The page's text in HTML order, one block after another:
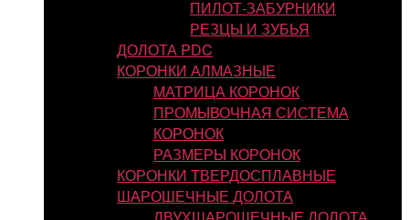
ПИЛОТ-ЗАБУРНИКИ
РЕЗЦЫ И ЗУБЬЯ
ДОЛОТА PDC
КОРОНКИ АЛМАЗНЫЕ
МАТРИЦА КОРОНОК
ПРОМЫВОЧНАЯ СИСТЕМА
КОРОНОК
РАЗМЕРЫ КОРОНОК
КОРОНКИ ТВЕРДОСПЛАВНЫЕ
ШАРОШЕЧНЫЕ ДОЛОТА